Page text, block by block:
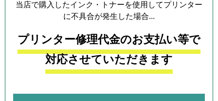
当店で購入したインク・トナーを使用してプリンター
に不具合が発生した場合...
プリンター修理代金のお支払い等で
対応させていただきます